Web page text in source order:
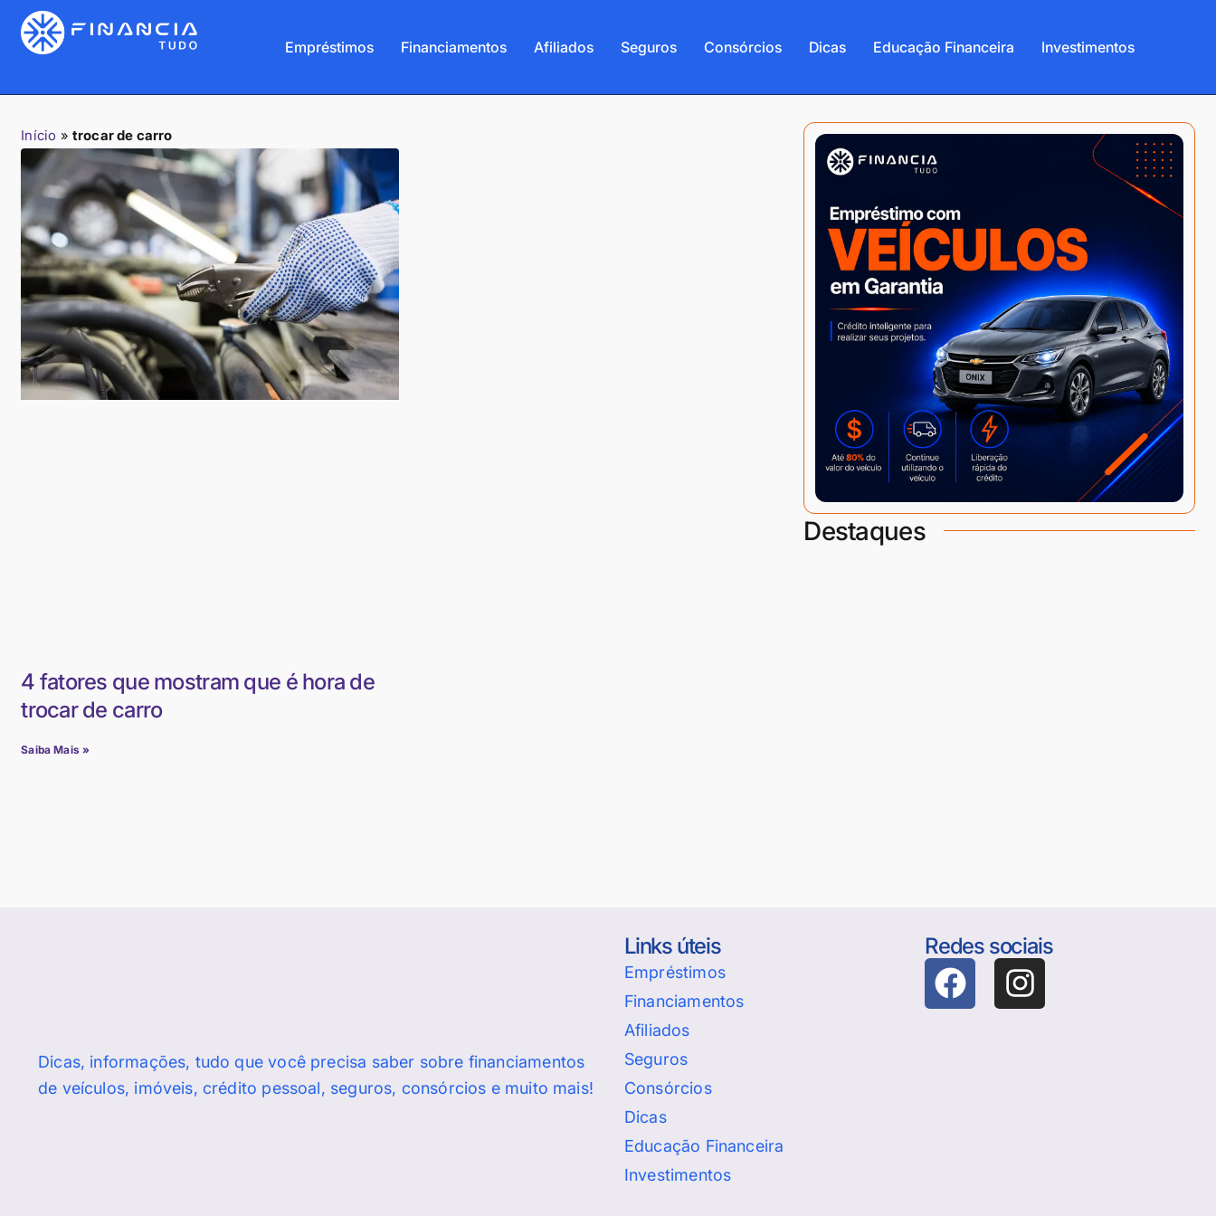
Empréstimos Financiamentos Afiliados Seguros Consórcios Dicas Educação Financeira Investimentos
Início » trocar de carro
4 fatores que mostram que é hora de
trocar de carro
Saiba Mais »
Destaques
Dicas, informações, tudo que você precisa saber sobre financiamentos
de veículos, imóveis, crédito pessoal, seguros, consórcios e muito mais!
Links úteis
Empréstimos
Financiamentos
Afiliados
Seguros
Consórcios
Dicas
Educação Financeira
Investimentos
Redes sociais